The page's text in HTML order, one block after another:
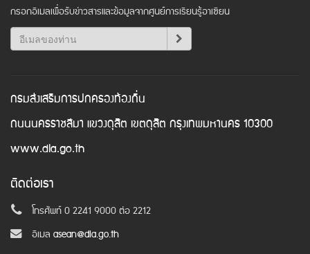
กรอกอีเมลเพื่อรับข่าวสารและข้อมูลจากศูนย์การเรียนรู้อาเซียน
กรมส่งเสริมการปกครองท้องถิ่น
ถนนนครราชสีมา แขวงดุสิต เขตดุสิต กรุงเทพมหานคร 10300
www.dla.go.th
ติดต่อเรา
โทรศัพท์ 0 2241 9000 ต่อ 2212
อีเมล asean@dla.go.th